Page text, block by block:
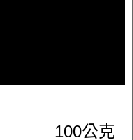
100公克